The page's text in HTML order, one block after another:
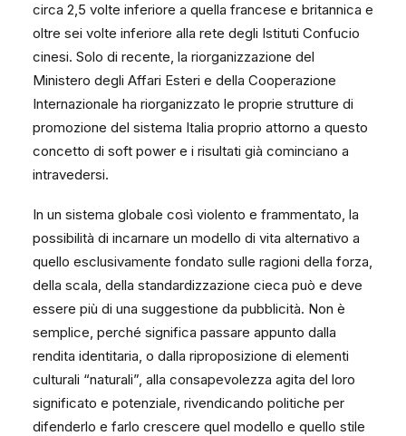
circa 2,5 volte inferiore a quella francese e britannica e
oltre sei volte inferiore alla rete degli Istituti Confucio
cinesi. Solo di recente, la riorganizzazione del
Ministero degli Affari Esteri e della Cooperazione
Internazionale ha riorganizzato le proprie strutture di
promozione del sistema Italia proprio attorno a questo
concetto di soft power e i risultati già cominciano a
intravedersi.
In un sistema globale così violento e frammentato, la
possibilità di incarnare un modello di vita alternativo a
quello esclusivamente fondato sulle ragioni della forza,
della scala, della standardizzazione cieca può e deve
essere più di una suggestione da pubblicità. Non è
semplice, perché significa passare appunto dalla
rendita identitaria, o dalla riproposizione di elementi
culturali “naturali”, alla consapevolezza agita del loro
significato e potenziale, rivendicando politiche per
difenderlo e farlo crescere quel modello e quello stile